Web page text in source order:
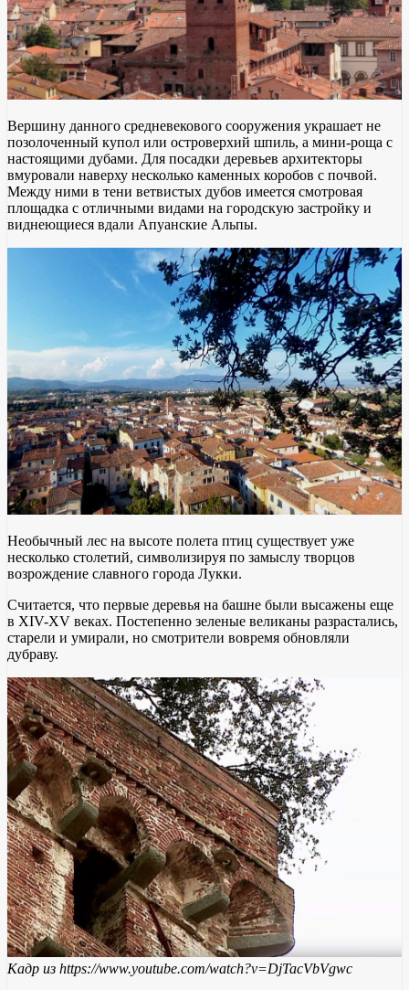
Вершину данного средневекового сооружения украшает не
позолоченный купол или островерхий шпиль, а мини-роща с
настоящими дубами. Для посадки деревьев архитекторы
вмуровали наверху несколько каменных коробов с почвой.
Между ними в тени ветвистых дубов имеется смотровая
площадка с отличными видами на городскую застройку и
виднеющиеся вдали Апуанские Альпы.
Необычный лес на высоте полета птиц существует уже
несколько столетий, символизируя по замыслу творцов
возрождение славного города Лукки.
Считается, что первые деревья на башне были высажены еще
в XIV-XV веках. Постепенно зеленые великаны разрастались,
старели и умирали, но смотрители вовремя обновляли
дубраву.
Кадр из https://www.youtube.com/watch?v=DjTacVbVgwc